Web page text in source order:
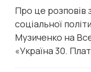
Про це розповів
соціальної
Музиченко на
«Україна 30.